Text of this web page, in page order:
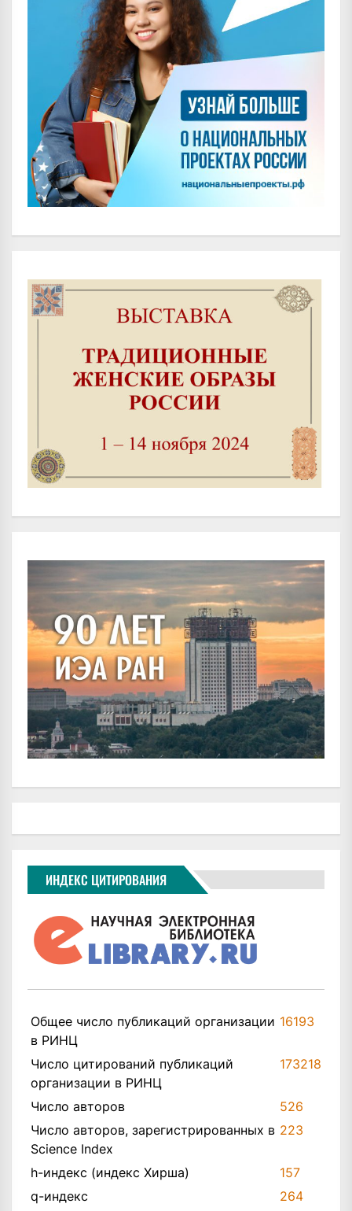
ИНДЕКС ЦИТИРОВАНИЯ
Общее число публикаций организации
в РИНЦ
16193
Число цитирований публикаций
организации в РИНЦ
173218
Число авторов
526
Число авторов, зарегистрированных в
Science Index
223
h-индекс (индекс Хирша)
157
q-индекс
264